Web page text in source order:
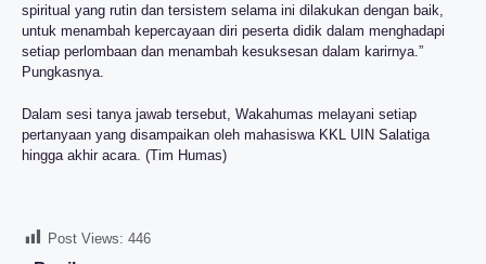
spiritual yang rutin dan tersistem selama ini dilakukan dengan baik,
untuk menambah kepercayaan diri peserta didik dalam menghadapi
setiap perlombaan dan menambah kesuksesan dalam karirnya.”
Pungkasnya.
Dalam sesi tanya jawab tersebut, Wakahumas melayani setiap
pertanyaan yang disampaikan oleh mahasiswa KKL UIN Salatiga
hingga akhir acara. (Tim Humas)
Post Views: 446